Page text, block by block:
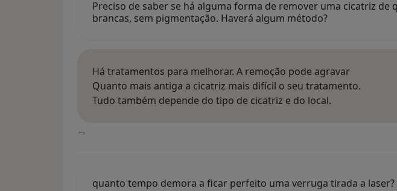
Preciso de saber se há alguma forma de remover uma cicatriz
brancas, sem pigmentação. Haverá algum método?
Há tratamentos para melhorar. A remoção pode agravar
Quanto mais antiga a cicatriz mais difícil o seu tratamento.
Tudo também depende do tipo de cicatriz e do local.
quanto tempo demora a ficar perfeito uma verruga tirada a laser?